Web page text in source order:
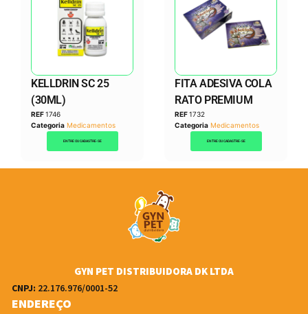
KELLDRIN SC 25
(30ML)
REF1746
Categoria Medicamentos
ENTRE OU CADASTRE-SE
FITA ADESIVA COLA
RATO PREMIUM
REF1732
Categoria Medicamentos
ENTRE OU CADASTRE-SE
GYN PET DISTRIBUIDORA DK LTDA
CNPJ: 22.176.976/0001-52
ENDEREÇO